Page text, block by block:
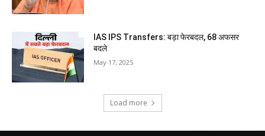
IAS IPS Transfers: बड़ा फेरबदल, 68 अफसर
बदले
May 17, 2025
Load more